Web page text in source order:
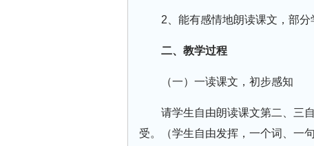
2、能有感情地朗读课文，部分
二、教学过程
（一）一读课文，初步感知
请学生自由朗读课文第二、三
受。（学生自由发挥，一个词、一